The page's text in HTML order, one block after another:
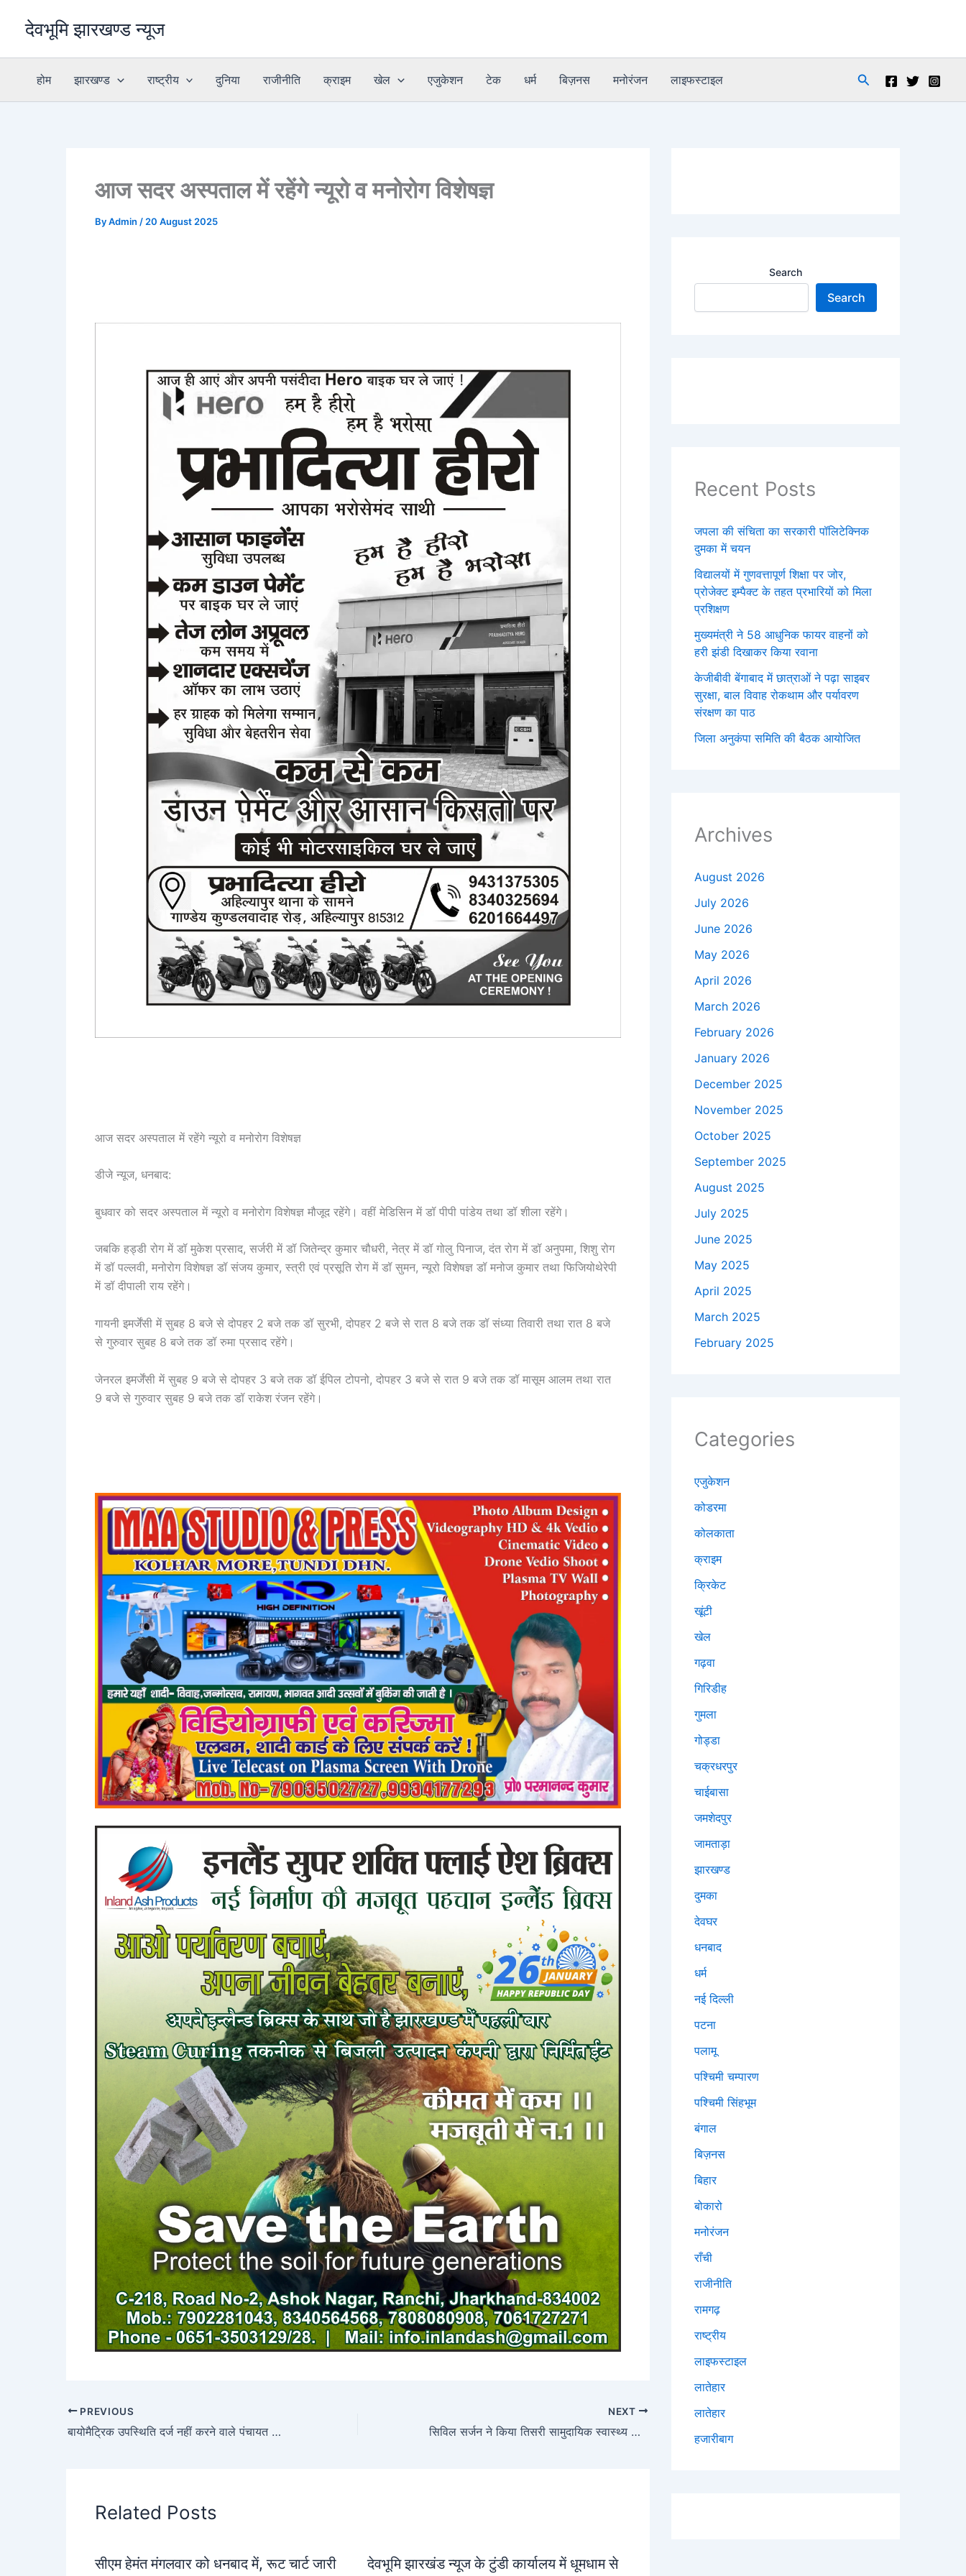
देवभूमि झारखण्ड न्यूज
होम झारखण्ड राष्ट्रीय दुनिया राजीनीति क्राइम खेल एजुकेशन टेक धर्म बिज़नस मनोरंजन लाइफस्टाइल Search
आज सदर अस्पताल में रहेंगे न्यूरो व मनोरोग विशेषज्ञ
ByAdmin / 20 August 2025
आज सदर अस्पताल में रहेंगे न्यूरो व मनोरोग विशेषज्ञ
डीजे न्यूज, धनबाद:
बुधवार को सदर अस्पताल में न्यूरो व मनोरोग विशेषज्ञ मौजूद रहेंगे। वहीं मेडिसिन में डॉ पीपी पांडेय तथा डॉ शीला रहेंगे।
जबकि हड्डी रोग में डॉ मुकेश प्रसाद, सर्जरी में डॉ जितेन्द्र कुमार चौधरी, नेत्र में डॉ गोलु पिनाज, दंत रोग में डॉ अनुपमा, शिशु रोग
में डॉ पल्लवी, मनोरोग विशेषज्ञ डॉ संजय कुमार, स्त्री एवं प्रसूति रोग में डॉ सुमन, न्यूरो विशेषज्ञ डॉ मनोज कुमार तथा फिजियोथेरेपी
में डॉ दीपाली राय रहेंगे।
गायनी इमर्जेंसी में सुबह 8 बजे से दोपहर 2 बजे तक डॉ सुरभी, दोपहर 2 बजे से रात 8 बजे तक डॉ संध्या तिवारी तथा रात 8 बजे
से गुरुवार सुबह 8 बजे तक डॉ रुमा प्रसाद रहेंगे।
जेनरल इमर्जेंसी में सुबह 9 बजे से दोपहर 3 बजे तक डॉ ईपिल टोपनो, दोपहर 3 बजे से रात 9 बजे तक डॉ मासूम आलम तथा रात
9 बजे से गुरुवार सुबह 9 बजे तक डॉ राकेश रंजन रहेंगे।
PREVIOUS
बायोमैट्रिक उपस्थिति दर्ज नहीं करने वाले पंचायत सचिवों का वेतन रोकने का निर्देश
NEXT
सिविल सर्जन ने किया तिसरी सामुदायिक स्वास्थ्य केंद्र का निरीक्षण, डॉक्टर की कमी का रोया रोना
Related Posts
सीएम हेमंत मंगलवार को धनबाद में, रूट चार्ट जारी देवभूमि झारखंड न्यूज के टुंडी कार्यालय में धूमधाम से
Search
Search
Recent Posts
जपला की संचिता का सरकारी पॉलिटेक्निक
दुमका में चयन
विद्यालयों में गुणवत्तापूर्ण शिक्षा पर जोर,
प्रोजेक्ट इम्पैक्ट के तहत प्रभारियों को मिला
प्रशिक्षण
मुख्यमंत्री ने 58 आधुनिक फायर वाहनों को
हरी झंडी दिखाकर किया रवाना
केजीबीवी बेंगाबाद में छात्राओं ने पढ़ा साइबर
सुरक्षा, बाल विवाह रोकथाम और पर्यावरण
संरक्षण का पाठ
जिला अनुकंपा समिति की बैठक आयोजित
Archives
August 2026
July 2026
June 2026
May 2026
April 2026
March 2026
February 2026
January 2026
December 2025
November 2025
October 2025
September 2025
August 2025
July 2025
June 2025
May 2025
April 2025
March 2025
February 2025
Categories
एजुकेशन
कोडरमा
कोलकाता
क्राइम
क्रिकेट
खूंटी
खेल
गढ़वा
गिरिडीह
गुमला
गोड्डा
चक्रधरपुर
चाईबासा
जमशेदपुर
जामताड़ा
झारखण्ड
दुमका
देवघर
धनबाद
धर्म
नई दिल्ली
पटना
पलामू
पश्चिमी चम्पारण
पश्चिमी सिंहभूम
बंगाल
बिज़नस
बिहार
बोकारो
मनोरंजन
राँची
राजीनीति
रामगढ़
राष्ट्रीय
लाइफस्टाइल
लातेहार
लातेहार
हजारीबाग